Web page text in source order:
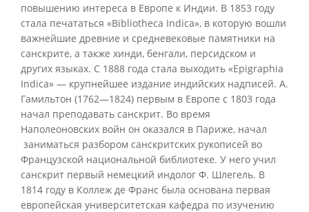
повышению интереса в Европе к Индии. В 1853 году
стала печататься «Bibliotheca Indica», в которую вошли
важнейшие древние и средневековые памятники на
санскрите, а также хинди, бенгали, персидском и
других языках. С 1888 года стала выходить «Epigraphia
Indica» — крупнейшее издание индийских надписей. А.
Гамильтон (1762—1824) первым в Европе с 1803 года
начал преподавать санскрит. Во время
Наполеоновских войн он оказался в Париже, начал
заниматься разбором санскритских рукописей во
Французской национальной библиотеке. У него учил
санскрит первый немецкий индолог Ф. Шлегель. В
1814 году в Коллеж де Франс была основана первая
европейская университетская кафедра по изучению